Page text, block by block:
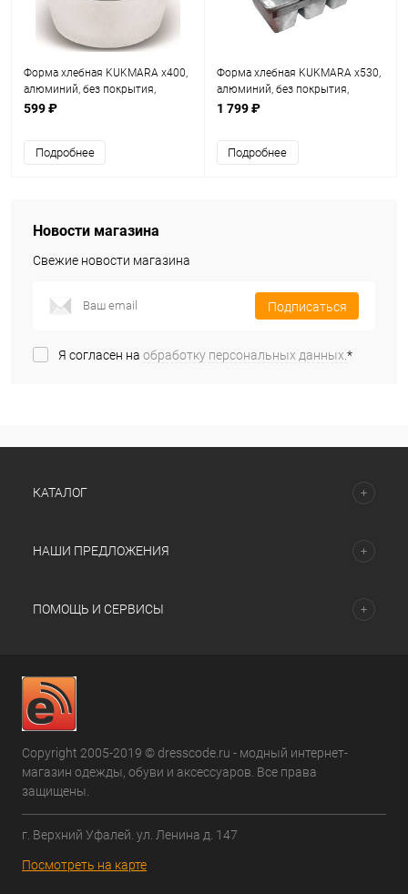
Форма хлебная KUKMARA х400,
алюминий, без покрытия,
круглая, серый /г.Кукмор/
599 ₽
Подробнее
Форма хлебная KUKMARA х530,
алюминий, без покрытия,
прямоугольная, серый
1 799 ₽
Подробнее
Новости магазина
Свежие новости магазина
Подписаться
Я согласен на обработку персональных данных.*
КАТАЛОГ
НАШИ ПРЕДЛОЖЕНИЯ
ПОМОЩЬ И СЕРВИСЫ
Copyright 2005-2019 © dresscode.ru - модный интернет-
магазин одежды, обуви и аксессуаров. Все права
защищены.
г. Верхний Уфалей. ул. Ленина д. 147
Посмотреть на карте